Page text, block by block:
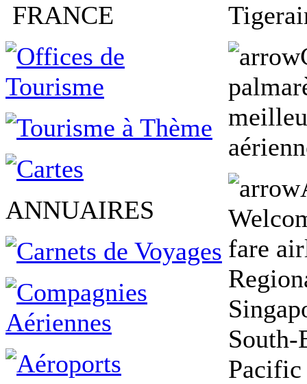
FRANCE
ANNUAIRES
fare
South-